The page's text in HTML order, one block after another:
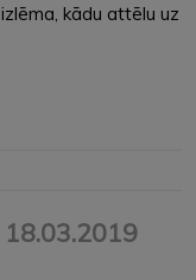
kādu attēlu uz